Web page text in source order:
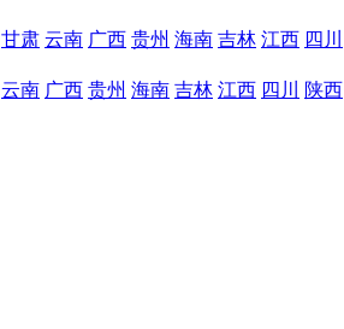
甘肃 云南 广西 贵州 海南 吉林 江西 四川
云南 广西 贵州 海南 吉林 江西 四川 陕西